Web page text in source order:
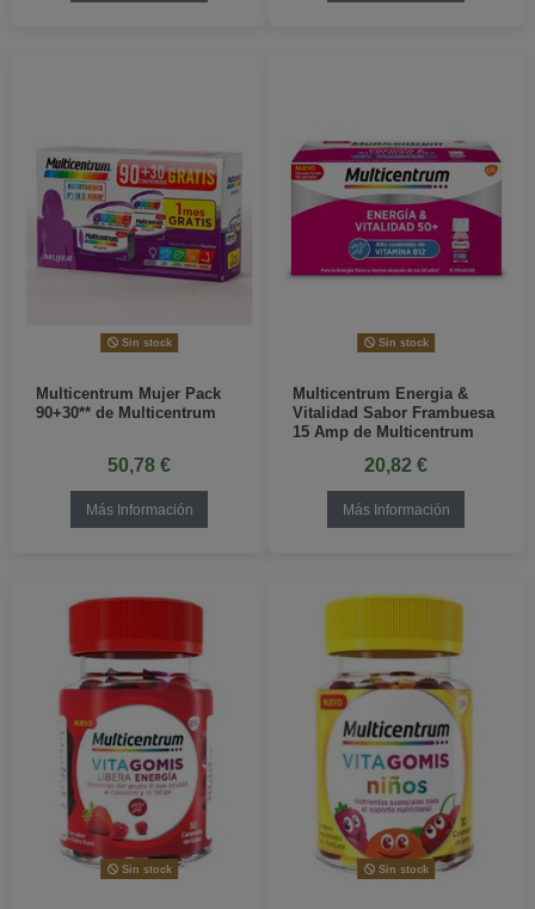
Sin stock
Multicentrum Mujer Pack
90+30** de Multicentrum
50,78 €
Más Información
Sin stock
Multicentrum Energia &
Vitalidad Sabor Frambuesa
15 Amp de Multicentrum
20,82 €
Más Información
Sin stock Sin stock